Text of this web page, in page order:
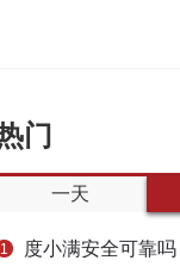
门
一天
1 度小满安全可靠吗？持牌